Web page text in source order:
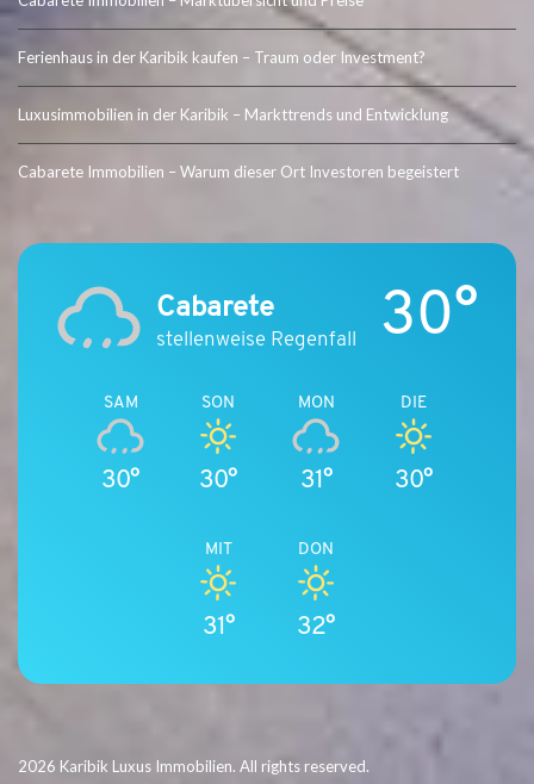
Ferienhaus in der Karibik kaufen – Traum oder Investment?
Luxusimmobilien in der Karibik – Markttrends und Entwicklung
Cabarete Immobilien – Warum dieser Ort Investoren begeistert
Cabarete
stellenweise Regenfall 30°
SAM
30°
SON
30°
MON
31°
DIE
30°
MIT
31°
DON
32°
2026 Karibik Luxus Immobilien. All rights reserved.